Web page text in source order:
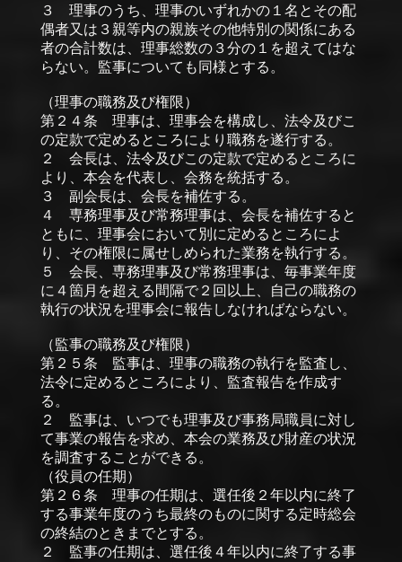
３ 理事のうち、理事のいずれかの１名とその配
偶者又は３親等内の親族その他特別の関係にある
者の合計数は、理事総数の３分の１を超えてはな
らない。監事についても同様とする。
（理事の職務及び権限）
第２４条 理事は、理事会を構成し、法令及びこ
の定款で定めるところにより職務を遂行する。
２ 会長は、法令及びこの定款で定めるところに
より、本会を代表し、会務を統括する。
３ 副会長は、会長を補佐する。
４ 専務理事及び常務理事は、会長を補佐すると
ともに、理事会において別に定めるところによ
り、その権限に属せしめられた業務を執行する。
５ 会長、専務理事及び常務理事は、毎事業年度
に４箇月を超える間隔で２回以上、自己の職務の
執行の状況を理事会に報告しなければならない。
（監事の職務及び権限）
第２５条 監事は、理事の職務の執行を監査し、
法令に定めるところにより、監査報告を作成す
る。
２ 監事は、いつでも理事及び事務局職員に対し
て事業の報告を求め、本会の業務及び財産の状況
を調査することができる。
（役員の任期）
第２６条 理事の任期は、選任後２年以内に終了
する事業年度のうち最終のものに関する定時総会
の終結のときまでとする。
２ 監事の任期は、選任後４年以内に終了する事